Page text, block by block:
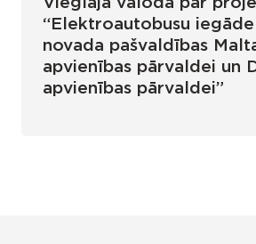
“Elektroautobusu
novada pašvaldības
apvienības pārvaldei un
apvienības pārvaldei”